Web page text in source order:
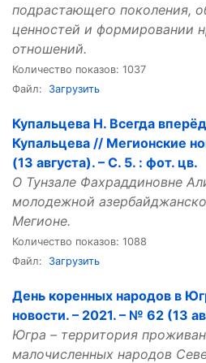
подрастающего поколения,
ценностей и формировании
отношений.
Количество показов: 1037
Файл: Загрузить
Купальцева Н. Всегда
Купальцева // Мегионские
(13 августа). – С. 5. : фот. цв.
О Тунзале Фахраддиновне
молодежной
Мегионе.
Количество показов: 1088
Файл: Загрузить
День коренных народов в
новости. – 2021. – № 62 (13
Югра – территория
малочисленных народов